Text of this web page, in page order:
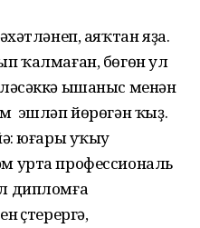
аяҡтан яҙа.
ҡалмаған, бөгөн ул
ышаныс менән
эшләп йөрөгән ҡыҙ.
юғары уҡыу
урта профессиональ
дипломға
үҫтерергә,